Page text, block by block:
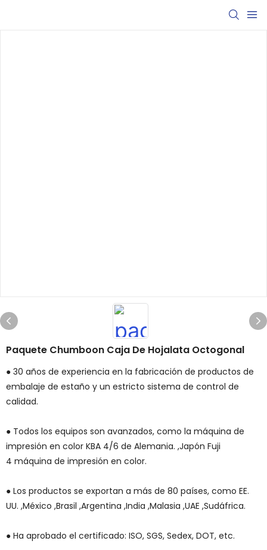
Paquete Chumboon Caja De Hojalata Octogonal
● 30 años de experiencia en la fabricación de productos de
embalaje de estaño y un estricto sistema de control de
calidad.
● Todos los equipos son avanzados, como la máquina de
impresión en color KBA 4/6 de Alemania. ,Japón Fuji
4 máquina de impresión en color.
● Los productos se exportan a más de 80 países, como EE.
UU. ,México ,Brasil ,Argentina ,India ,Malasia ,UAE ,Sudáfrica.
● Ha aprobado el certificado: ISO, SGS, Sedex, DOT, etc.